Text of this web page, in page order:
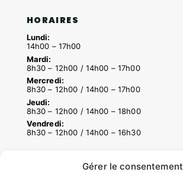
Gérer le consentement
HORAIRES
Lundi:
14h00 – 17h00
Mardi:
8h30 – 12h00 / 14h00 – 17h00
Mercredi:
8h30 – 12h00 / 14h00 – 17h00
Jeudi:
8h30 – 12h00 / 14h00 – 18h00
Vendredi:
8h30 – 12h00 / 14h00 – 16h30
ACCÉS RAPIDES